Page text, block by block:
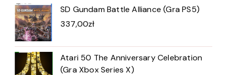
SD Gundam Battle Alliance (Gra PS5)
337,00zł
Atari 50 The Anniversary Celebration
(Gra Xbox Series X)